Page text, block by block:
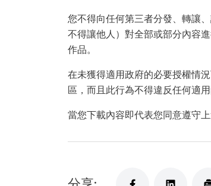
您不得向任何第三者分發、轉讓
不得讓他人）對全部或部分內容
作品。
在未獲得適用政府的必要授權情
區，而且此行為不得違反任何適
當您下載內容即代表您同意遵守